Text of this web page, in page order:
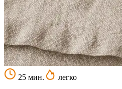
25 мин.
легко